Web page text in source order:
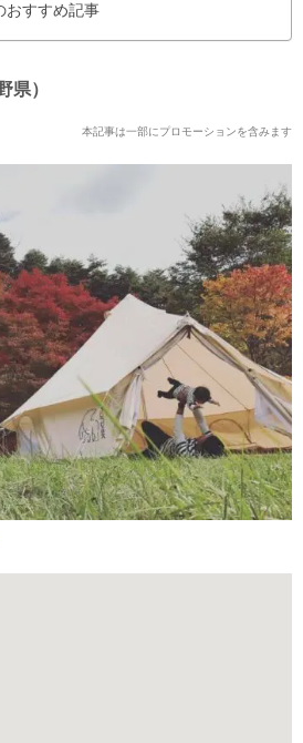
おすすめ記事
県）
本記事は一部にプロモーションを含みます